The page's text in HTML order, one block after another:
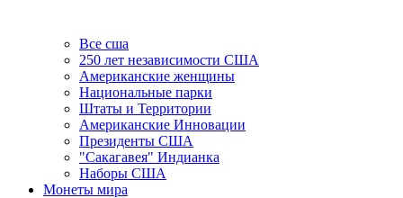
Все сша
250 лет независимости США
Американские женщины
Национальные парки
Штаты и Территории
Американские Инновации
Президенты США
"Сакагавея" Индианка
Наборы США
Монеты мира